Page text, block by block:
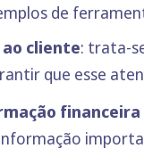
de
cliente: trata-
que esse